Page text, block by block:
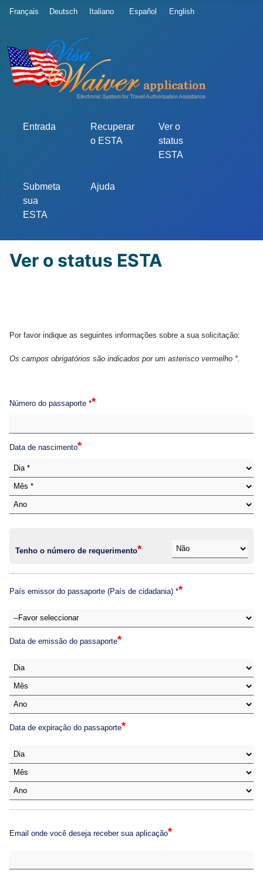
Escolha o seu idioma
Français Deutsch Italiano Español English
Entrada
Recuperar
o ESTA
Ver o
status
ESTA
Submeta
sua
ESTA
Ajuda
Ver o status ESTA
Por favor indique as seguintes informações sobre a sua solicitação:
Os campos obrigatórios são indicados por um asterisco vermelho *.
Número do passaporte **
Data de nascimento*
Tenho o número de requerimento*
País emissor do passaporte (País de cidadania) **
Data de emissão do passaporte*
Data de expiração do passaporte*
Email onde você deseja receber sua aplicação*